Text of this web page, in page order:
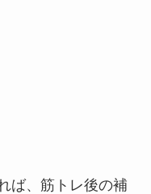
ば、筋トレ後の補